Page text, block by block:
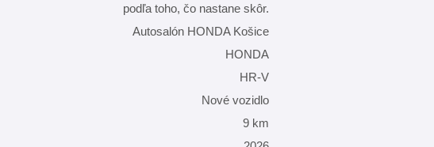
podľa toho, čo nastane skôr.
Autosalón HONDA Košice
HONDA
HR-V
Nové vozidlo
9 km